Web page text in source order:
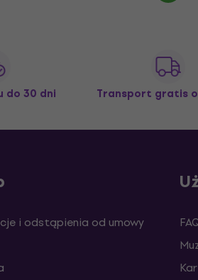
do 30 dni Transport gratis
i odstąpienia od umowy